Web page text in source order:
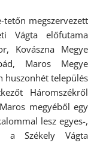
megszervezett
Vágta előfutama
Kovászna Megye
Maros Megye
huszonhét település
Háromszékről
megyéből egy
lesz egyes-,
a Székely Vágta